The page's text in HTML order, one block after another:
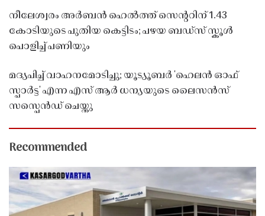
നീലേശ്വരം അർബൻ ഹെൽത്ത് സെൻ്ററിന് 1.43
കോടിയുടെ പുതിയ കെട്ടിടം; പഴയ ബഡ്സ് സ്കൂൾ
പൊളിച്ച് പണിയും
മദ്യപിച്ച് വാഹനമോടിച്ചു; യൂട്യൂബർ 'ഹെലൻ ഓഫ്
സ്പാർട്ട' എന്ന എസ് ആർ ധന്യയുടെ ലൈസൻസ്
സസ്പെൻഡ് ചെയ്തു ​​​​​​​
Recommended